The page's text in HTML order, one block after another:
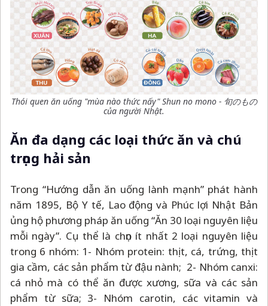
Thói quen ăn uống "mùa nào thức nấy" Shun no mono - 旬のもの
của người Nhật.
Ăn đa dạng các loại thức ăn và chú
trọng hải sản
Trong “Hướng dẫn ăn uống lành mạnh” phát hành
năm 1895, Bộ Y tế, Lao động và Phúc lợi Nhật Bản
ủng hộ phương pháp ăn uống “Ăn 30 loại nguyên liệu
mỗi ngày”. Cụ thể là chọn ít nhất 2 loại nguyên liệu
trong 6 nhóm: 1- Nhóm protein: thịt, cá, trứng, thịt
gia cầm, các sản phẩm từ đậu nành; 2- Nhóm canxi:
cá nhỏ mà có thể ăn được xương, sữa và các sản
phẩm từ sữa; 3- Nhóm carotin, các vitamin và